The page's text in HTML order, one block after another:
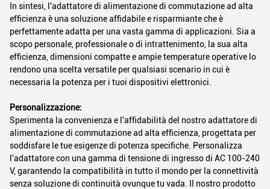
In sintesi, l'adattatore di alimentazione di commutazione ad alta
efficienza è una soluzione affidabile e risparmiante che è
perfettamente adatta per una vasta gamma di applicazioni. Sia a
scopo personale, professionale o di intrattenimento, la sua alta
efficienza, dimensioni compatte e ampie temperature operative lo
rendono una scelta versatile per qualsiasi scenario in cui è
necessaria la potenza per i tuoi dispositivi elettronici.
Personalizzazione:
Sperimenta la convenienza e l'affidabilità del nostro adattatore di
alimentazione di commutazione ad alta efficienza, progettata per
soddisfare le tue esigenze di potenza specifiche. Personalizza
l'adattatore con una gamma di tensione di ingresso di AC 100-240
V, garantendo la compatibilità in tutto il mondo per la connettività
senza soluzione di continuità ovunque tu vada. Il nostro prodotto